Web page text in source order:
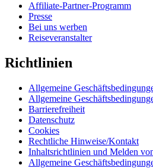
Affiliate-Partner-Programm
Presse
Bei uns werben
Reiseveranstalter
Richtlinien
Allgemeine
Allgemeine
Barrierefreiheit
Datenschutz
Cookies
Rechtliche Hinweise/Kontakt
Inhaltsrichtlinien und Melden
Allgemeine